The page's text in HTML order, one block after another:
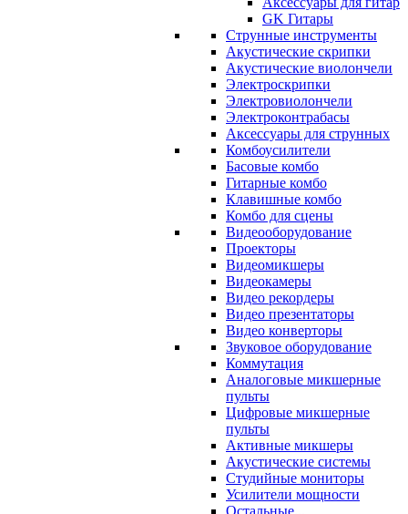
GK Гитары
Струнные инструменты
Акустические скрипки
Акустические виолончели
Электроскрипки
Электровиолончели
Электроконтрабасы
Аксессуары для струнных
Комбоусилители
Басовые комбо
Гитарные комбо
Клавишные комбо
Комбо для сцены
Видеооборудование
Проекторы
Видеомикшеры
Видеокамеры
Видео рекордеры
Видео презентаторы
Видео конверторы
Звуковое оборудование
Коммутация
Аналоговые микшерные
пульты
Цифровые микшерные
пульты
Активные микшеры
Акустические системы
Студийные мониторы
Усилители мощности
Остальные...